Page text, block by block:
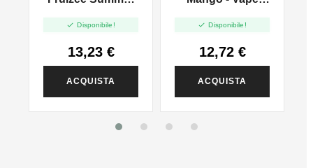
Shot - 10ml
 Disponibile!
13,23 €
ACQUISTA
 Disponibile!
12,72 €
ACQUISTA